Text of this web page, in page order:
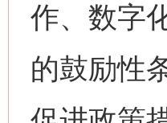
作、数字
的鼓励性